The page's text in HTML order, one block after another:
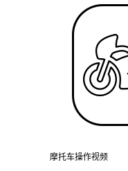
摩托车操作视频